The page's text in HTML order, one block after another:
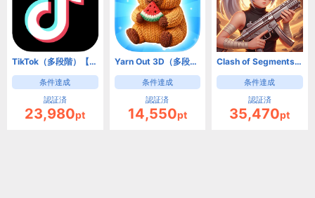
TikTok（多段階）【Android】
条件達成
認証済
23,980pt
Yarn Out 3D（多段階）【Android】
条件達成
認証済
14,550pt
Clash of Segments【Android】
条件達成
認証済
35,470pt